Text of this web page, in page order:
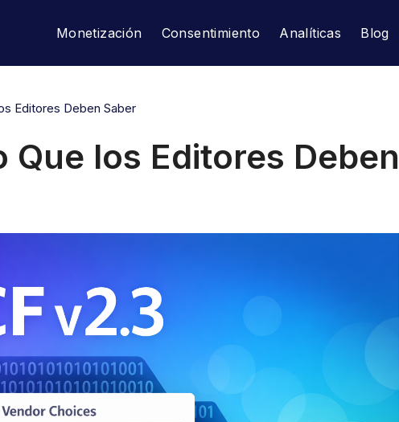
Monetización Consentimiento Analíticas Blog
Editores Deben Saber
Que los Editores Deben